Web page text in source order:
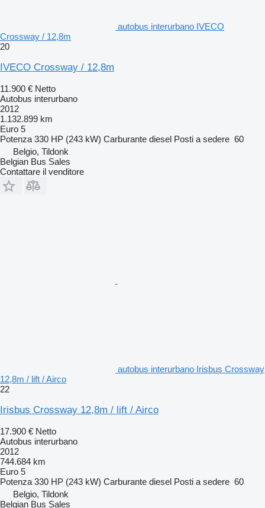
autobus interurbano IVECO
Crossway / 12,8m
20
IVECO Crossway / 12,8m
11.900 € Netto
Autobus interurbano
2012
1.132.899 km
Euro 5
Potenza 330 HP (243 kW) Carburante diesel Posti a sedere 60
Belgio, Tildonk
Belgian Bus Sales
Contattare il venditore
autobus interurbano Irisbus Crossway
12,8m / lift / Airco
22
Irisbus Crossway 12,8m / lift / Airco
17.900 € Netto
Autobus interurbano
2012
744.684 km
Euro 5
Potenza 330 HP (243 kW) Carburante diesel Posti a sedere 60
Belgio, Tildonk
Belgian Bus Sales